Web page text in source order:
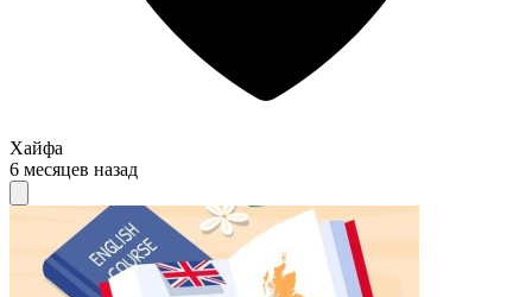
Хайфа
6 месяцев назад